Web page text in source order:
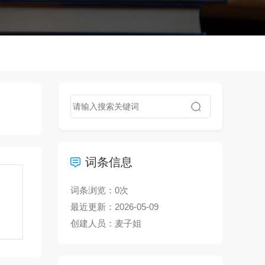
词条信息
词条浏览： 0次
最近更新：2026-05-09
创建人员：麦子姐